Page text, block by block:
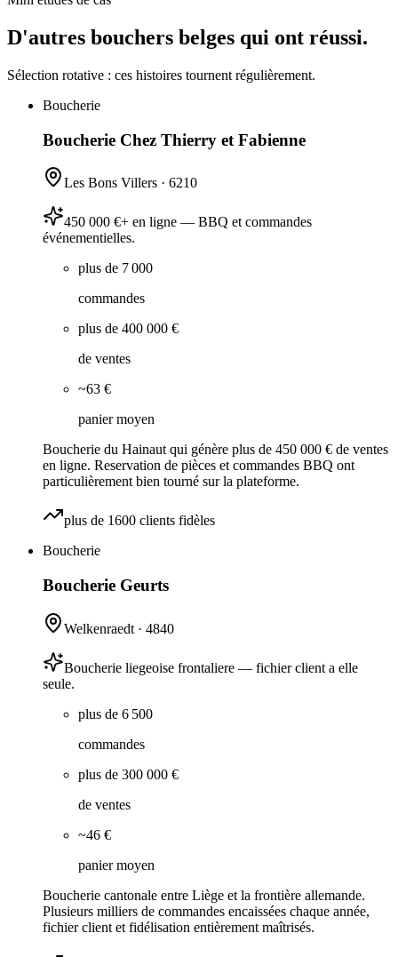
D'autres bouchers belges qui ont réussi.
Sélection rotative : ces histoires tournent régulièrement.
Boucherie
Boucherie Chez Thierry et Fabienne
Les Bons Villers · 6210
450 000 €+ en ligne — BBQ et commandes
événementielles.
plus de 7 000
commandes
plus de 400 000 €
de ventes
~63 €
panier moyen
Boucherie du Hainaut qui génère plus de 450 000 € de ventes
en ligne. Reservation de pièces et commandes BBQ ont
particulièrement bien tourné sur la plateforme.
plus de 1600 clients fidèles
Boucherie
Boucherie Geurts
Welkenraedt · 4840
Boucherie liegeoise frontaliere — fichier client a elle
seule.
plus de 6 500
commandes
plus de 300 000 €
de ventes
~46 €
panier moyen
Boucherie cantonale entre Liège et la frontière allemande.
Plusieurs milliers de commandes encaissées chaque année,
fichier client et fidélisation entièrement maîtrisés.